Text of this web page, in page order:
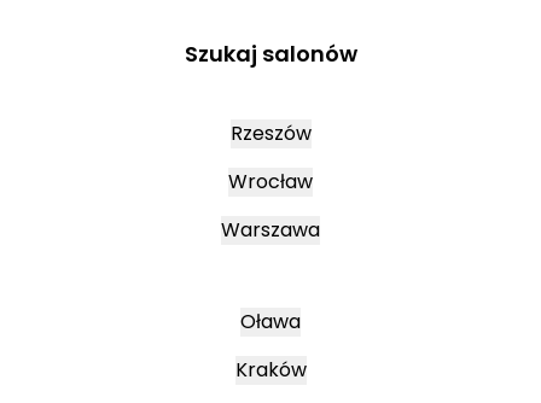
Szukaj salonów
Rzeszów
Wrocław
Warszawa
Oława
Kraków